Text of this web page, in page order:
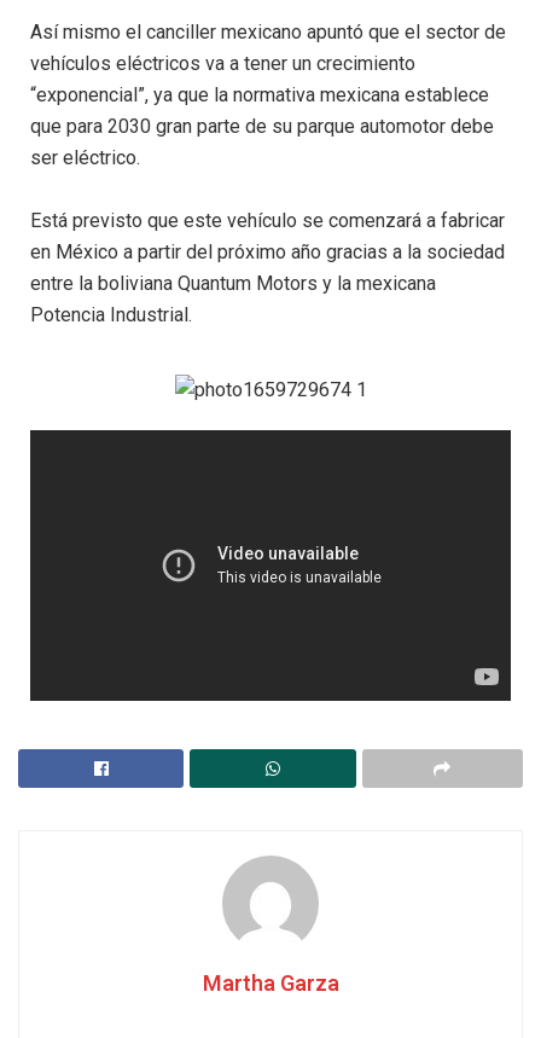
Así mismo el canciller mexicano apuntó que el sector de
vehículos eléctricos va a tener un crecimiento
“exponencial”, ya que la normativa mexicana establece
que para 2030 gran parte de su parque automotor debe
ser eléctrico.
Está previsto que este vehículo se comenzará a fabricar
en México a partir del próximo año gracias a la sociedad
entre la boliviana Quantum Motors y la mexicana
Potencia Industrial.
Martha Garza